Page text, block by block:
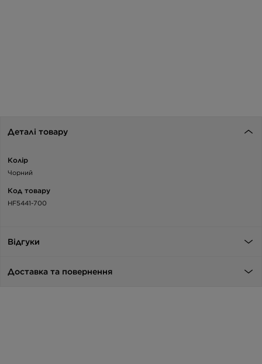
Деталі товару
Колір
Чорний
Код товару
HF5441-700
Відгуки
Доставка та повернення